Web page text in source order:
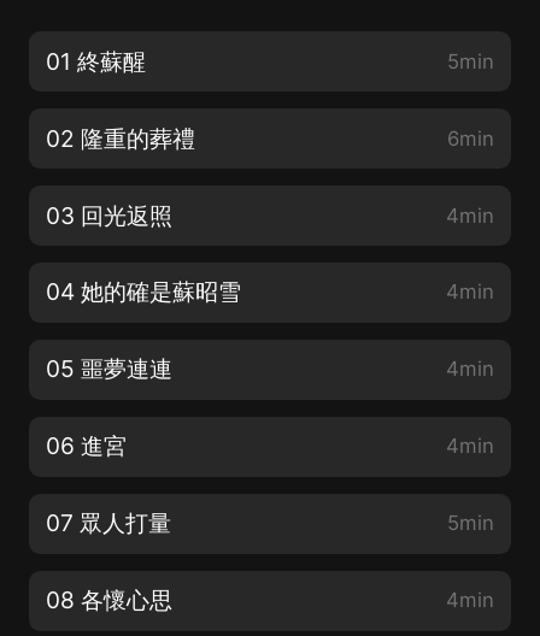
01 終蘇醒 5min
02 隆重的葬禮 6min
03 回光返照 4min
04 她的確是蘇昭雪 4min
05 噩夢連連 4min
06 進宮 4min
07 眾人打量 5min
08 各懷心思 4min